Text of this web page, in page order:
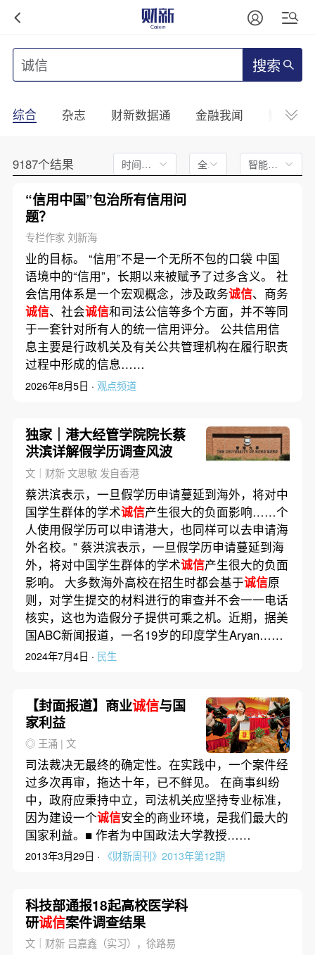
搜索
综合 杂志 财新数据通 金融我闻 财新
9187个结果 时间不限 全文 智能排序
“信用中国”包治所有信用问
题？
专栏作家 刘新海
业的目标。 “信用”不是一个无所不包的口袋 中国
语境中的“信用”，长期以来被赋予了过多含义。 社
会信用体系是一个宏观概念，涉及政务诚信、商务
诚信、社会诚信和司法公信等多个方面，并不等同
于一套针对所有人的统一信用评分。 公共信用信
息主要是行政机关及有关公共管理机构在履行职责
过程中形成的信息……
2026年8月5日 · 观点频道
独家｜港大经管学院院长蔡
洪滨详解假学历调查风波
文｜财新 文思敏 发自香港
蔡洪滨表示，一旦假学历申请蔓延到海外，将对中
国学生群体的学术诚信产生很大的负面影响……个
人使用假学历可以申请港大，也同样可以去申请海
外名校。” 蔡洪滨表示，一旦假学历申请蔓延到海
外，将对中国学生群体的学术诚信产生很大的负面
影响。 大多数海外高校在招生时都会基于诚信原
则，对学生提交的材料进行的审查并不会一一电话
核实，这也为造假分子提供可乘之机。近期，据美
国ABC新闻报道，一名19岁的印度学生Aryan……
2024年7月4日 · 民生
【封面报道】商业诚信与国
家利益
◎ 王涌 | 文
司法裁决无最终的确定性。在实践中，一个案件经
过多次再审，拖达十年，已不鲜见。 在商事纠纷
中，政府应秉持中立，司法机关应坚持专业标准，
因为建设一个诚信安全的商业环境，是我们最大的
国家利益。■ 作者为中国政法大学教授……
2013年3月29日 · 《财新周刊》2013年第12期
科技部通报18起高校医学科
研诚信案件调查结果
文｜财新 吕嘉鑫（实习），徐路易